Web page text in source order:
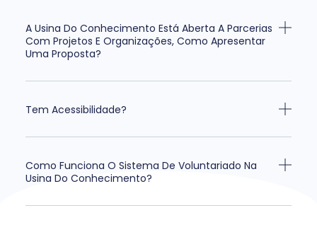
A Usina Do Conhecimento Está Aberta A Parcerias
Com Projetos E Organizações, Como Apresentar
Uma Proposta?
Tem Acessibilidade?
Como Funciona O Sistema De Voluntariado Na
Usina Do Conhecimento?